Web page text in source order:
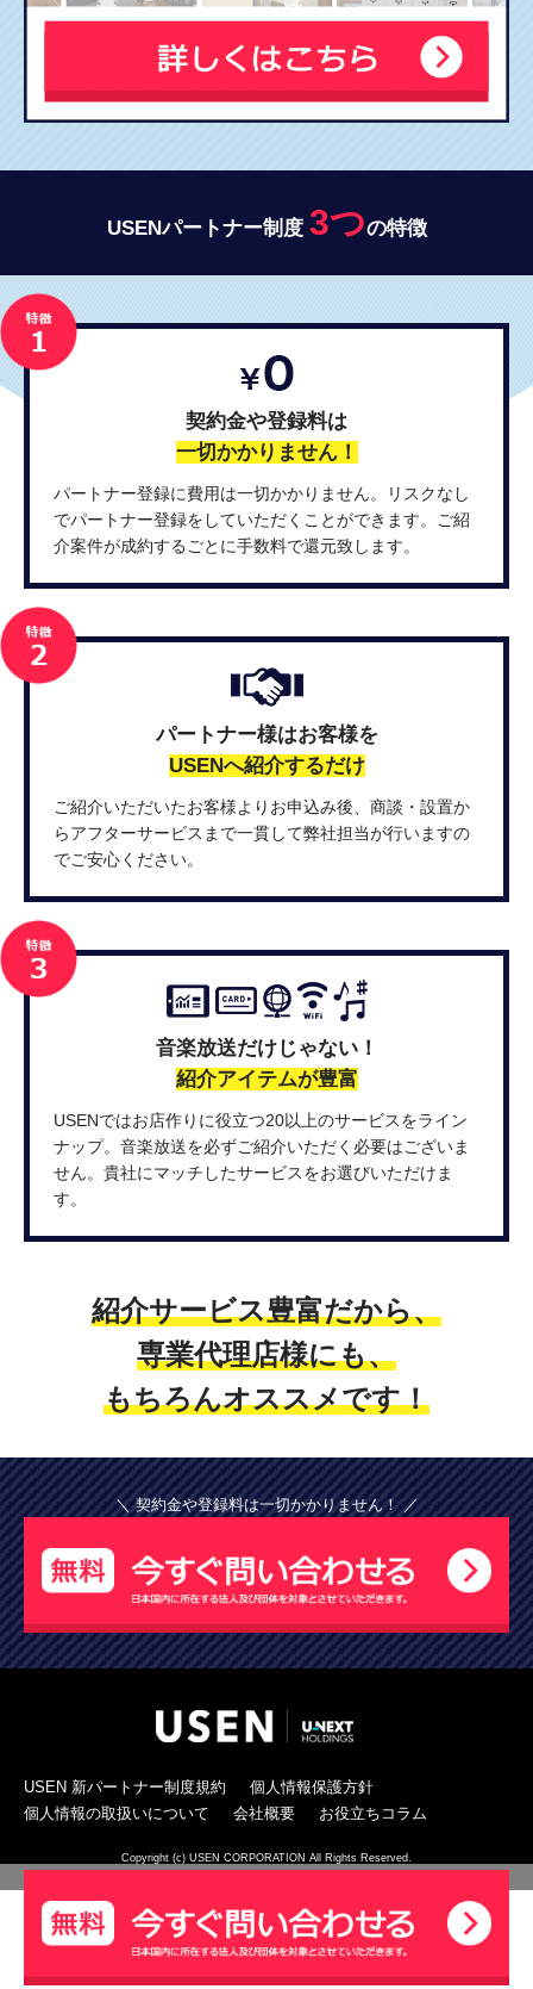
USENパートナー制度 3つの特徴
契約金や登録料は
一切かかりません！
パートナー登録に費用は一切かかりません。リスクなし
でパートナー登録をしていただくことができます。ご紹
介案件が成約するごとに手数料で還元致します。
パートナー様はお客様を
USENへ紹介するだけ
ご紹介いただいたお客様よりお申込み後、商談・設置か
らアフターサービスまで一貫して弊社担当が行いますの
でご安心ください。
音楽放送だけじゃない！
紹介アイテムが豊富
USENではお店作りに役立つ20以上のサービスをライン
ナップ。音楽放送を必ずご紹介いただく必要はございま
せん。貴社にマッチしたサービスをお選びいただけま
す。
紹介サービス豊富だから、
専業代理店様にも、
もちろんオススメです！
＼ 契約金や登録料は一切かかりません！ ／
USEN 新パートナー制度規約
個人情報保護方針
個人情報の取扱いについて
会社概要 お役立ちコラム
Copyright (c) USEN CORPORATION All Rights Reserved.